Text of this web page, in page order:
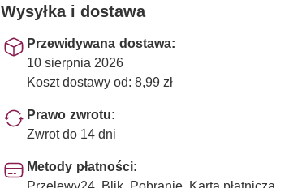
Wysyłka i dostawa
Przewidywana dostawa:
10 sierpnia 2026
Koszt dostawy od: 8,99 zł
Prawo zwrotu:
Zwrot do 14 dni
Metody płatności: